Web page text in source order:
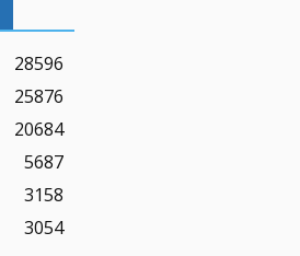
28596
25876
20684
5687
3158
3054